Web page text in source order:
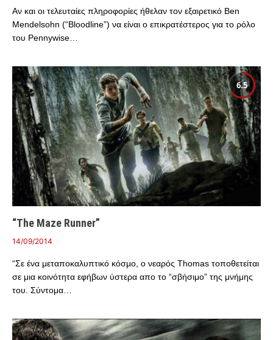
Αν και οι τελευταίες πληροφορίες ήθελαν τον εξαιρετικό Ben
Mendelsohn (“Bloodline”) να είναι ο επικρατέστερος για το ρόλο
του Pennywise…
6.5
“The Maze Runner”
14/09/2014
“Σε ένα μεταποκαλυπτικό κόσμο, ο νεαρός Thomas τοποθετείται
σε μια κοινότητα εφήβων ύστερα απο το “σβήσιμο” της μνήμης
του. Σύντομα…